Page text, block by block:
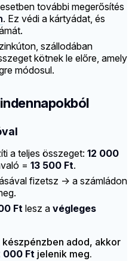
további megerősítés
. Ez védi a kártyádat, és
szállodában
kötnek le előre, amely
módosul.
a teljes összeget: 12 000
= 13 500 Ft.
fizetsz → a számládon
Ftlesz a végleges
készpénzben adod, akkor
000 Ft jelenik meg.